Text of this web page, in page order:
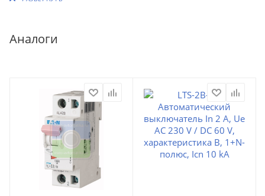
Аналоги